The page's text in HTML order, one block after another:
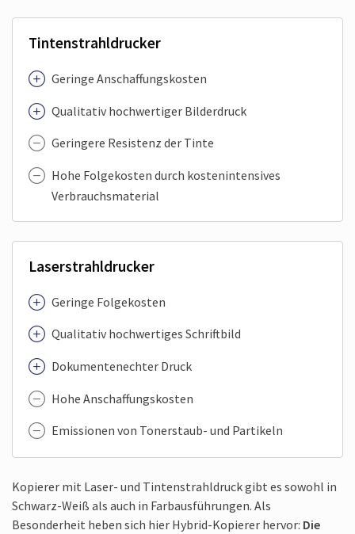
Tintenstrahldrucker
Geringe Anschaffungskosten
Qualitativ hochwertiger Bilderdruck
Geringere Resistenz der Tinte
Hohe Folgekosten durch kostenintensives
Verbrauchsmaterial
Laserstrahldrucker
Geringe Folgekosten
Qualitativ hochwertiges Schriftbild
Dokumentenechter Druck
Hohe Anschaffungskosten
Emissionen von Tonerstaub- und Partikeln
Kopierer mit Laser- und Tintenstrahldruck gibt es sowohl in
Schwarz-Weiß als auch in Farbausführungen. Als
Besonderheit heben sich hier Hybrid-Kopierer hervor: Die